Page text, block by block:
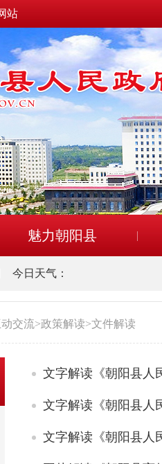
站
魅力朝阳县
今日天气：
交流>政策解读>文件解读
文字解读《朝阳县人